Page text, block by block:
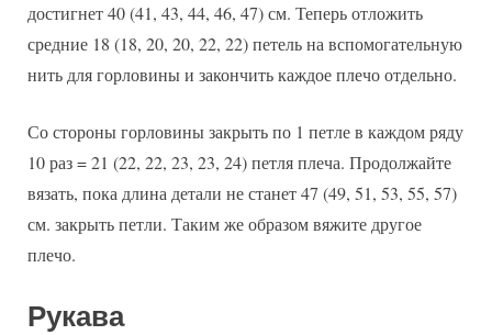
достигнет 40 (41, 43, 44, 46, 47) см. Теперь отложить
средние 18 (18, 20, 20, 22, 22) петель на вспомогательную
нить для горловины и закончить каждое плечо отдельно.
Со стороны горловины закрыть по 1 петле в каждом ряду
10 раз = 21 (22, 22, 23, 23, 24) петля плеча. Продолжайте
вязать, пока длина детали не станет 47 (49, 51, 53, 55, 57)
см. закрыть петли. Таким же образом вяжите другое
плечо.
Рукава